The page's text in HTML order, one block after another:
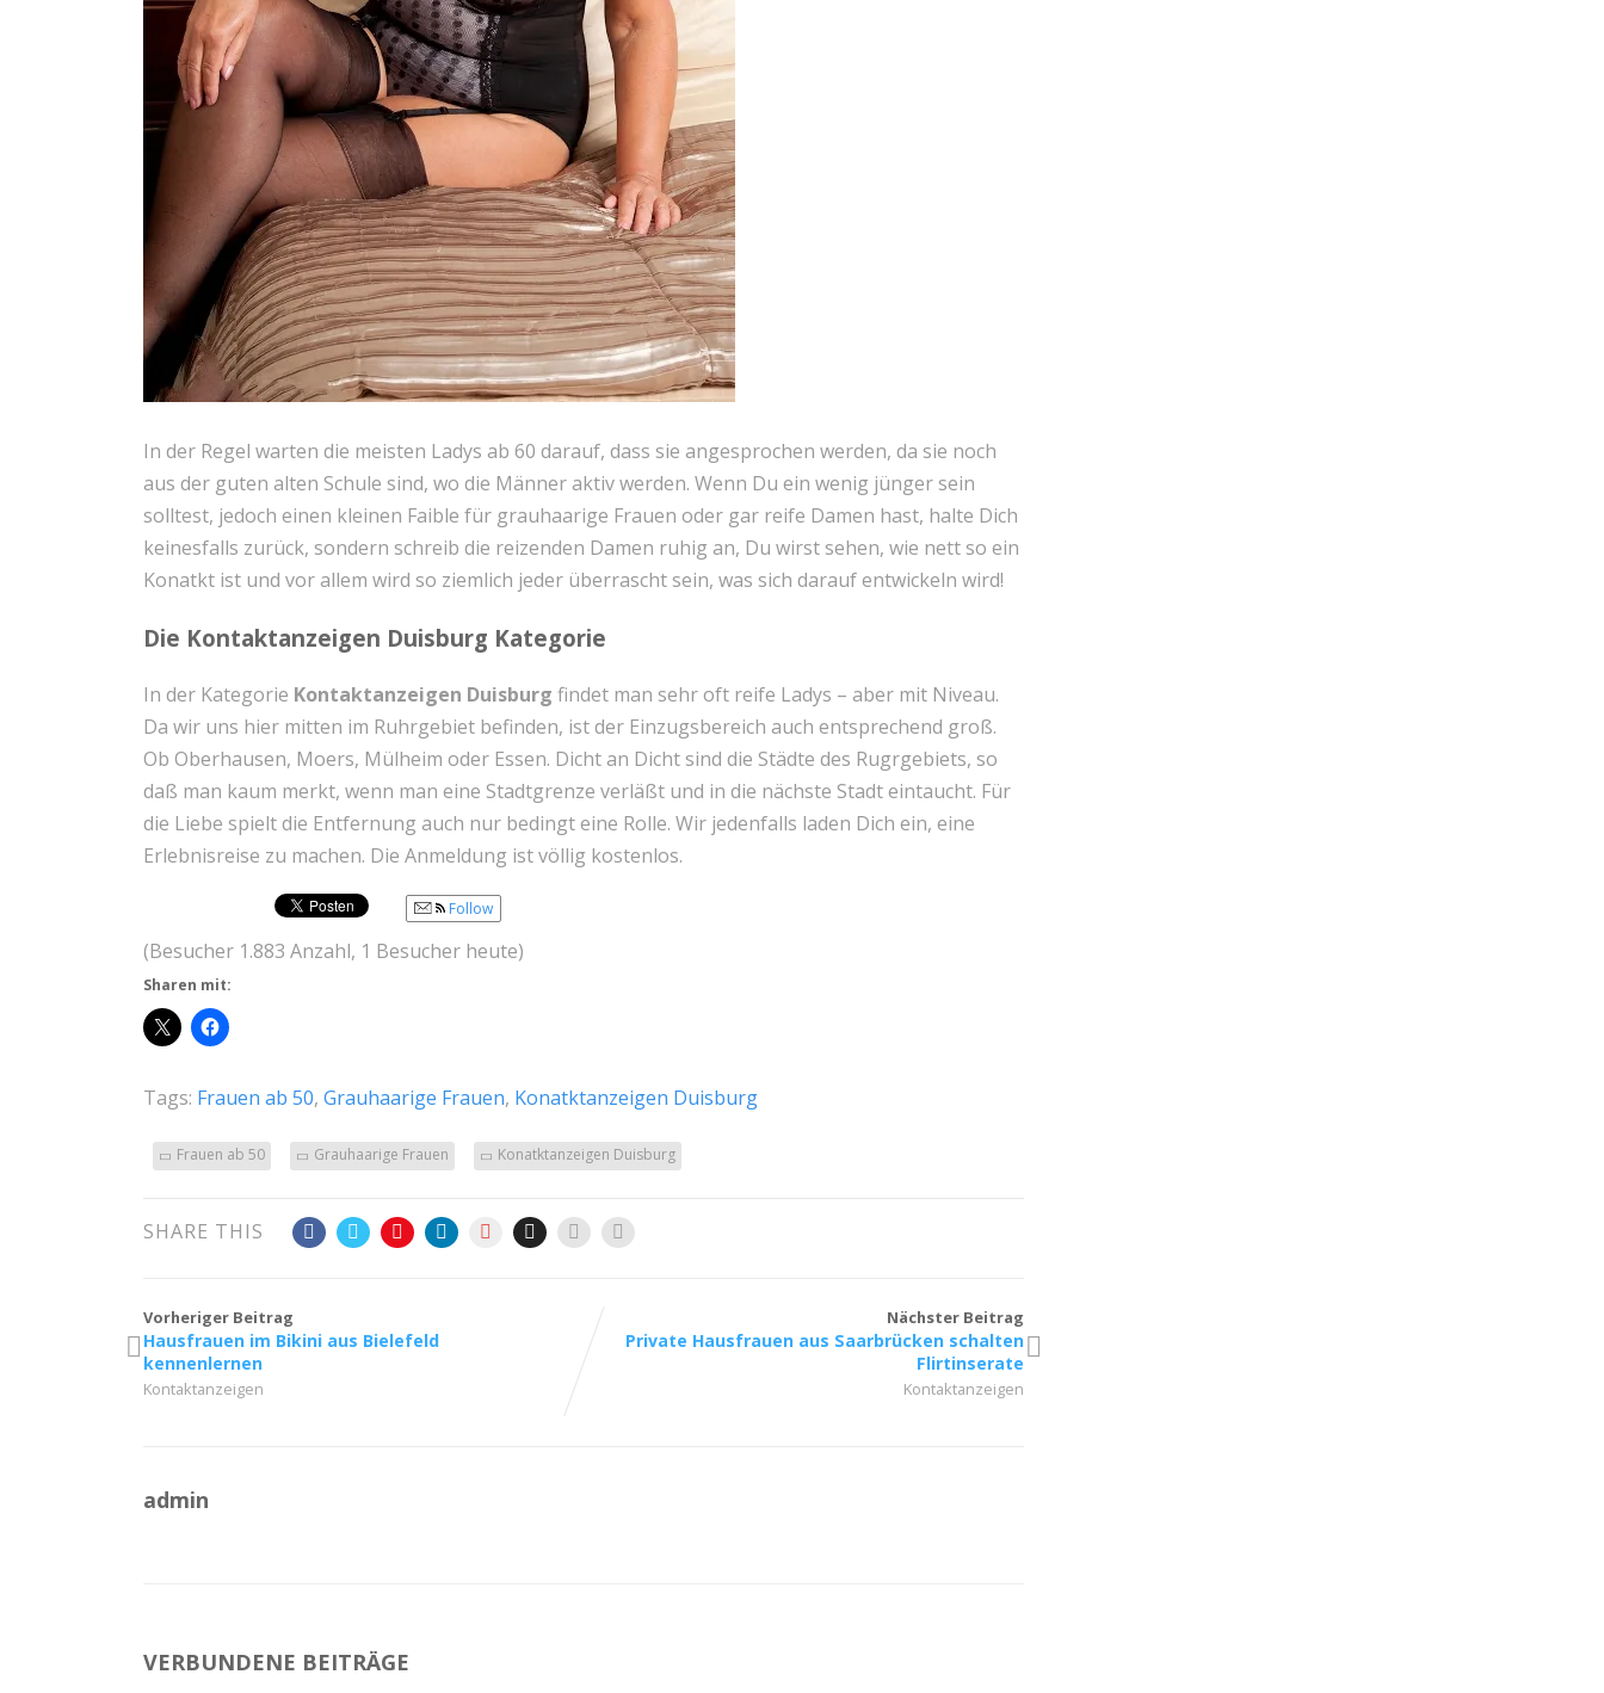
In der Regel warten die meisten Ladys ab 60 darauf, dass sie angesprochen werden, da sie noch
aus der guten alten Schule sind, wo die Männer aktiv werden. Wenn Du ein wenig jünger sein
solltest, jedoch einen kleinen Faible für grauhaarige Frauen oder gar reife Damen hast, halte Dich
keinesfalls zurück, sondern schreib die reizenden Damen ruhig an, Du wirst sehen, wie nett so ein
Konatkt ist und vor allem wird so ziemlich jeder überrascht sein, was sich darauf entwickeln wird!
Die Kontaktanzeigen Duisburg Kategorie
In der Kategorie Kontaktanzeigen Duisburg findet man sehr oft reife Ladys – aber mit Niveau.
Da wir uns hier mitten im Ruhrgebiet befinden, ist der Einzugsbereich auch entsprechend groß.
Ob Oberhausen, Moers, Mülheim oder Essen. Dicht an Dicht sind die Städte des Rugrgebiets, so
daß man kaum merkt, wenn man eine Stadtgrenze verläßt und in die nächste Stadt eintaucht. Für
die Liebe spielt die Entfernung auch nur bedingt eine Rolle. Wir jedenfalls laden Dich ein, eine
Erlebnisreise zu machen. Die Anmeldung ist völlig kostenlos.
Follow
(Besucher 1.883 Anzahl, 1 Besucher heute)
Sharen mit:
Tags: Frauen ab 50,Grauhaarige Frauen, Konatktanzeigen Duisburg
Frauen ab 50 Grauhaarige Frauen Konatktanzeigen Duisburg
SHARE THIS
Vorheriger Beitrag
Hausfrauen im Bikini aus Bielefeld
kennenlernen
Kontaktanzeigen
Nächster Beitrag
Private Hausfrauen aus Saarbrücken schalten
Flirtinserate
Kontaktanzeigen
admin
VERBUNDENE BEITRÄGE